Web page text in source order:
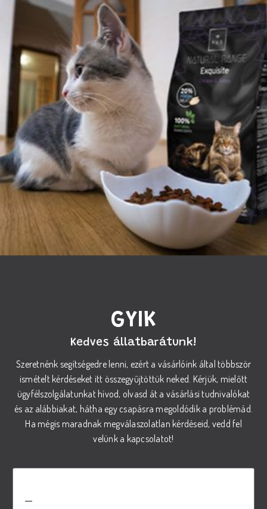
GYIK
Kedves állatbarátunk!
Szeretnénk segítségedre lenni, ezért a vásárlóink által többször
ismételt kérdéseket itt összegyűjtöttük neked. Kérjük, mielőtt
ügyfélszolgálatunkat hívod, olvasd át a vásárlási tudnivalókat
és az alábbiakat, hátha egy csapásra megoldódik a problémád.
Ha mégis maradnak megválaszolatlan kérdéseid, vedd fel
velünk a kapcsolatot!